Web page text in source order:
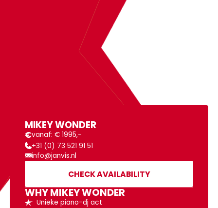
MIKEY WONDER
MIKEY WONDER
€vanaf: € 1995,-
+31 (0) 73 521 91 51
info@janvis.nl
CHECK AVAILABILITY
WHYMIKEY WONDER
Unieke piano-dj act